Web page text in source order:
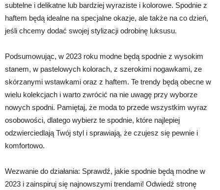
subtelne i delikatne lub bardziej wyraziste i kolorowe. Spodnie z
haftem będą idealne na specjalne okazje, ale także na co dzień,
jeśli chcemy dodać swojej stylizacji odrobinę luksusu.
Podsumowując, w 2023 roku modne będą spodnie z wysokim
stanem, w pastelowych kolorach, z szerokimi nogawkami, ze
skórzanymi wstawkami oraz z haftem. Te trendy będą obecne w
wielu kolekcjach i warto zwrócić na nie uwagę przy wyborze
nowych spodni. Pamiętaj, że moda to przede wszystkim wyraz
osobowości, dlatego wybierz te spodnie, które najlepiej
odzwierciedlają Twój styl i sprawiają, że czujesz się pewnie i
komfortowo.
Wezwanie do działania: Sprawdź, jakie spodnie będą modne w
2023 i zainspiruj się najnowszymi trendami! Odwiedź stronę